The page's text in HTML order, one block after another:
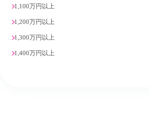
1,100万円以上
1,200万円以上
1,300万円以上
1,400万円以上